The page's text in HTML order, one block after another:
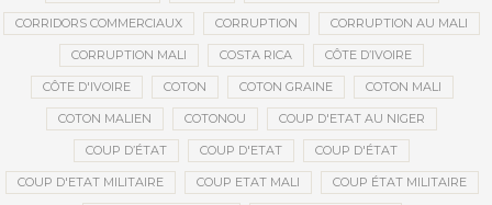
CORRIDORS COMMERCIAUX CORRUPTION CORRUPTION AU MALI
CORRUPTION MALI COSTA RICA CÔTE D’IVOIRE
CÔTE D'IVOIRE COTON COTON GRAINE COTON MALI
COTON MALIEN COTONOU COUP D'ETAT AU NIGER
COUP D’ÉTAT COUP D'ETAT COUP D'ÉTAT
COUP D'ETAT MILITAIRE COUP ETAT MALI COUP ÉTAT MILITAIRE